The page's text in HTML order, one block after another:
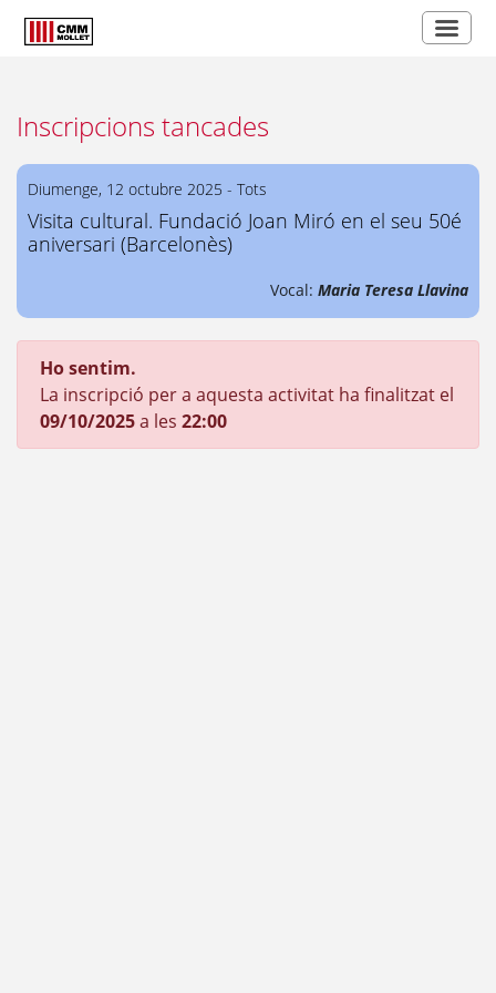
Inscripcions tancades
Diumenge, 12 octubre 2025 - Tots
Visita cultural. Fundació Joan Miró en el seu 50é
aniversari (Barcelonès)
Vocal: Maria Teresa Llavina
Ho sentim.
La inscripció per a aquesta activitat ha finalitzat el
09/10/2025a les 22:00